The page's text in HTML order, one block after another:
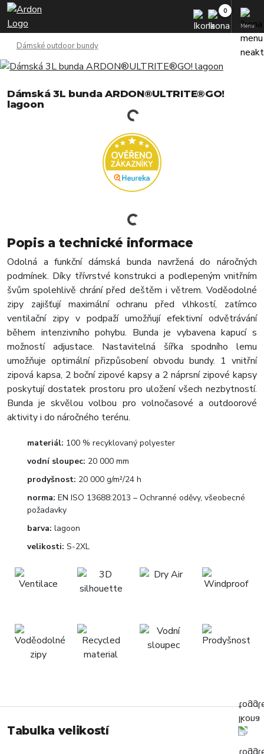
Menu
Dámské outdoor bundy
Dámská 3L bunda ARDON®ULTRITE®GO!
lagoon
Popis a technické informace
Odolná a funkční dámská bunda navržená do náročných
podmínek. Díky třívrstvé konstrukci a podlepeným vnitřním
švům spolehlivě chrání před deštěm i větrem. Voděodolné
zipy zajišťují maximální ochranu před vlhkostí, zatímco
ventilační zipy v podpaží umožňují efektivní odvětrávání
během intenzivního pohybu. Bunda je vybavena kapucí s
možností adjustace. Nastavitelná šířka spodního lemu
umožňuje optimální přizpůsobení obvodu bundy. 1 vnitřní
zipová kapsa, 2 boční zipové kapsy a 2 náprsní zipové kapsy
poskytují dostatek prostoru pro uložení všech nezbytností.
Bunda je skvělou volbou pro volnočasové a outdoorové
aktivity i do náročného terénu.
materiál: 100 % recyklovaný polyester
vodní sloupec: 20 000 mm
prodyšnost: 20 000 g/m²/24 h
norma: EN ISO 13688:2013 – Ochranné oděvy, všeobecné
požadavky
barva: lagoon
velikosti: S-2XL
Tabulka velikostí